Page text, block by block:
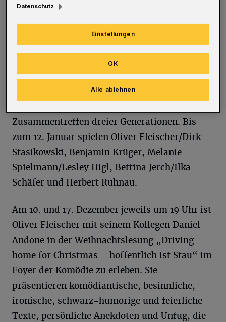
soll. Die Scheidung liegt hinter ihm, sein Sohn
geht seine eigenen Wege. Aber mit der Formel
„Ab jetzt bin ich glücklich!“ ist Jan sicher,
diesen Abend gut überstehen zu können. Doch
dann kommt alles ganz anders – aus dem
Zusammentreffen dreier Generationen. Bis
zum 12. Januar spielen Oliver Fleischer/Dirk
Stasikowski, Benjamin Krüger, Melanie
Spielmann/Lesley Higl, Bettina Jerch/Ilka
Schäfer und Herbert Ruhnau.
Am 10. und 17. Dezember jeweils um 19 Uhr ist
Oliver Fleischer mit seinem Kollegen Daniel
Andone in der Weihnachtslesung „Driving
home for Christmas – hoffentlich ist Stau“ im
Foyer der Komödie zu erleben. Sie
präsentieren komödiantische, besinnliche,
ironische, schwarz-humorige und feierliche
Texte, persönliche Anekdoten und Unfug, die
Datenschutz
Einstellungen
Alle ablehnen
OK